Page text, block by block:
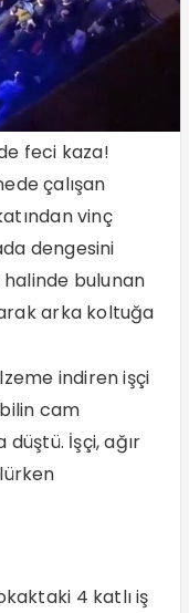
feci kaza!
çalışan
vinç
dengesini
bulunan
arka koltuğa
indiren işçi
cam
İşçi, ağır
4 katlı iş